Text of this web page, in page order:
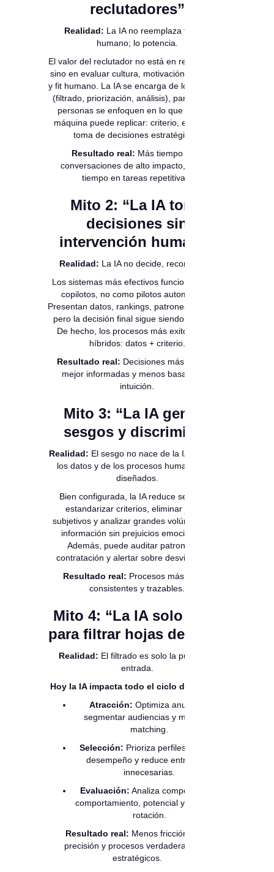
reclutadores”
Realidad: La IA no reemplaza talento
humano; lo potencia.
El valor del reclutador no está en revisar CVs,
sino en evaluar cultura, motivación, potencial
y fit humano. La IA se encarga de lo operativo
(filtrado, priorización, análisis), para que las
personas se enfoquen en lo que ninguna
máquina puede replicar: criterio, empatía y
toma de decisiones estratégicas.
Resultado real: Más tiempo para
conversaciones de alto impacto, menos
tiempo en tareas repetitivas.
Mito 2: “La IA toma
decisiones sin
intervención humana”
Realidad: La IA no decide, recomienda.
Los sistemas más efectivos funcionan como
copilotos, no como pilotos automáticos.
Presentan datos, rankings, patrones y alertas,
pero la decisión final sigue siendo humana.
De hecho, los procesos más exitosos son
híbridos: datos + criterio.
Resultado real: Decisiones más rápidas,
mejor informadas y menos basadas en
intuición.
Mito 3: “La IA genera
sesgos y discrimina”
Realidad: El sesgo no nace de la IA, nace de
los datos y de los procesos humanos mal
diseñados.
Bien configurada, la IA reduce sesgos al
estandarizar criterios, eliminar juicios
subjetivos y analizar grandes volúmenes de
información sin prejuicios emocionales.
Además, puede auditar patrones de
contratación y alertar sobre desviaciones.
Resultado real: Procesos más justos,
consistentes y trazables.
Mito 4: “La IA solo sirve
para filtrar hojas de vida”
Realidad: El filtrado es solo la puerta de
entrada.
Hoy la IA impacta todo el ciclo de talento:
Atracción: Optimiza anuncios,
segmentar audiencias y mejora el
matching.
Selección: Prioriza perfiles, predice
desempeño y reduce entrevistas
innecesarias.
Evaluación: Analiza competencias,
comportamiento, potencial y riesgo de
rotación.
Resultado real: Menos fricción, más
precisión y procesos verdaderamente
estratégicos.